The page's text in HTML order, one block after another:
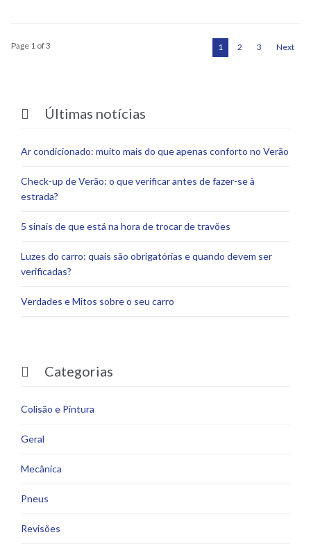
Page 1 of 3 1 2 3 Next
 Últimas notícias
Ar condicionado: muito mais do que apenas conforto no Verão
Check-up de Verão: o que verificar antes de fazer-se à
estrada?
5 sinais de que está na hora de trocar de travões
Luzes do carro: quais são obrigatórias e quando devem ser
verificadas?
Verdades e Mitos sobre o seu carro
 Categorias
Colisão e Pintura
Geral
Mecânica
Pneus
Revisões